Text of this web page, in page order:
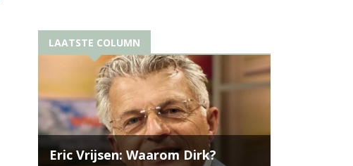
LAATSTE COLUMN
Eric Vrijsen: Waarom Dirk?